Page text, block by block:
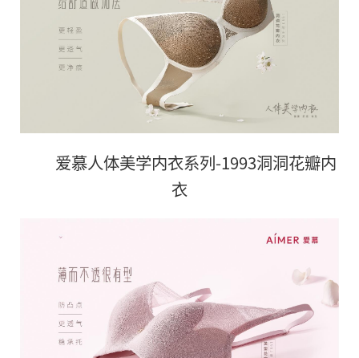
爱慕人体美学内衣系列-1993洞洞花瓣内
衣